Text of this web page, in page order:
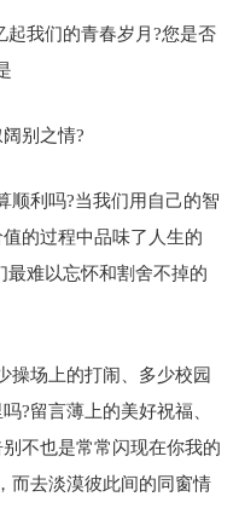
起我们的青春岁月?您是否
别之情?
顺利吗?当我们用自己的智
的过程中品味了人生的
最难以忘怀和割舍不掉的
操场上的打闹、多少校园
?留言薄上的美好祝福、
不也是常常闪现在你我的
而去淡漠彼此间的同窗情